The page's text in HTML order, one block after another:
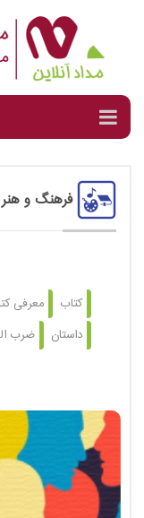
فرهنگ و هنر
کتاب معرفی
داستان
ضرب